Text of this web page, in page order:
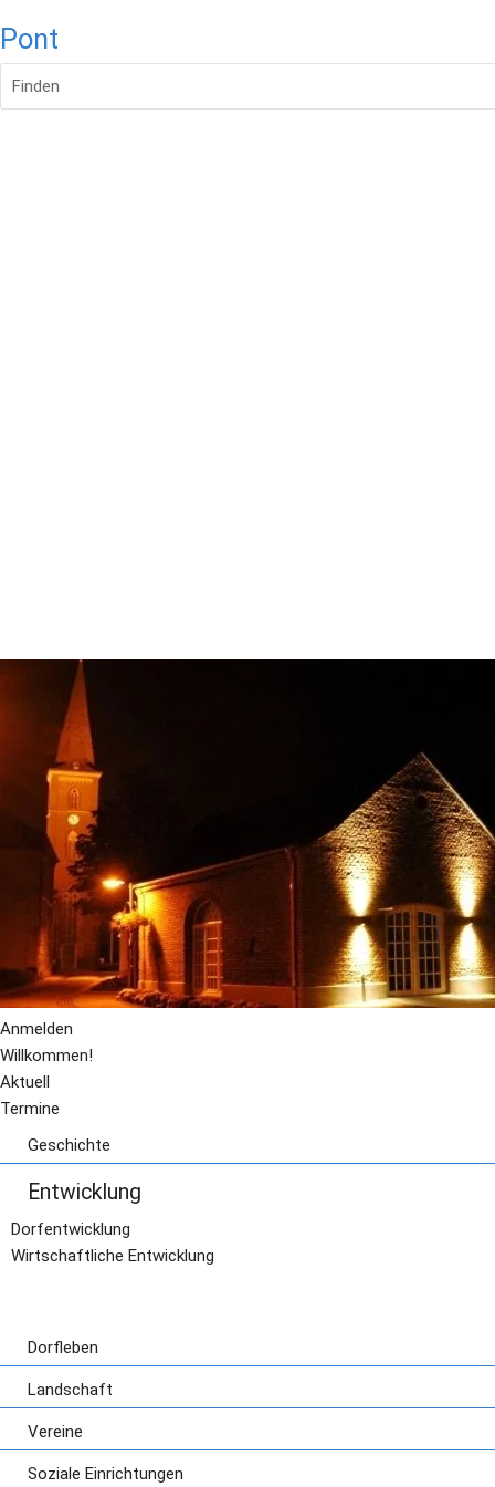
Pont
Finden
Anmelden
Willkommen!
Aktuell
Termine
Geschichte
Drachensage
Römerzeit
St. Adelheid
Entwicklung
Dorfentwicklung
Wirtschaftliche Entwicklung
Dorfleben
Aktivitäten und Veranstaltungen
Hymne
Ponter Pädsche
Landschaft
Grünflächen
Vereine
Ausschuss "Soziales"
Soziale Einrichtungen